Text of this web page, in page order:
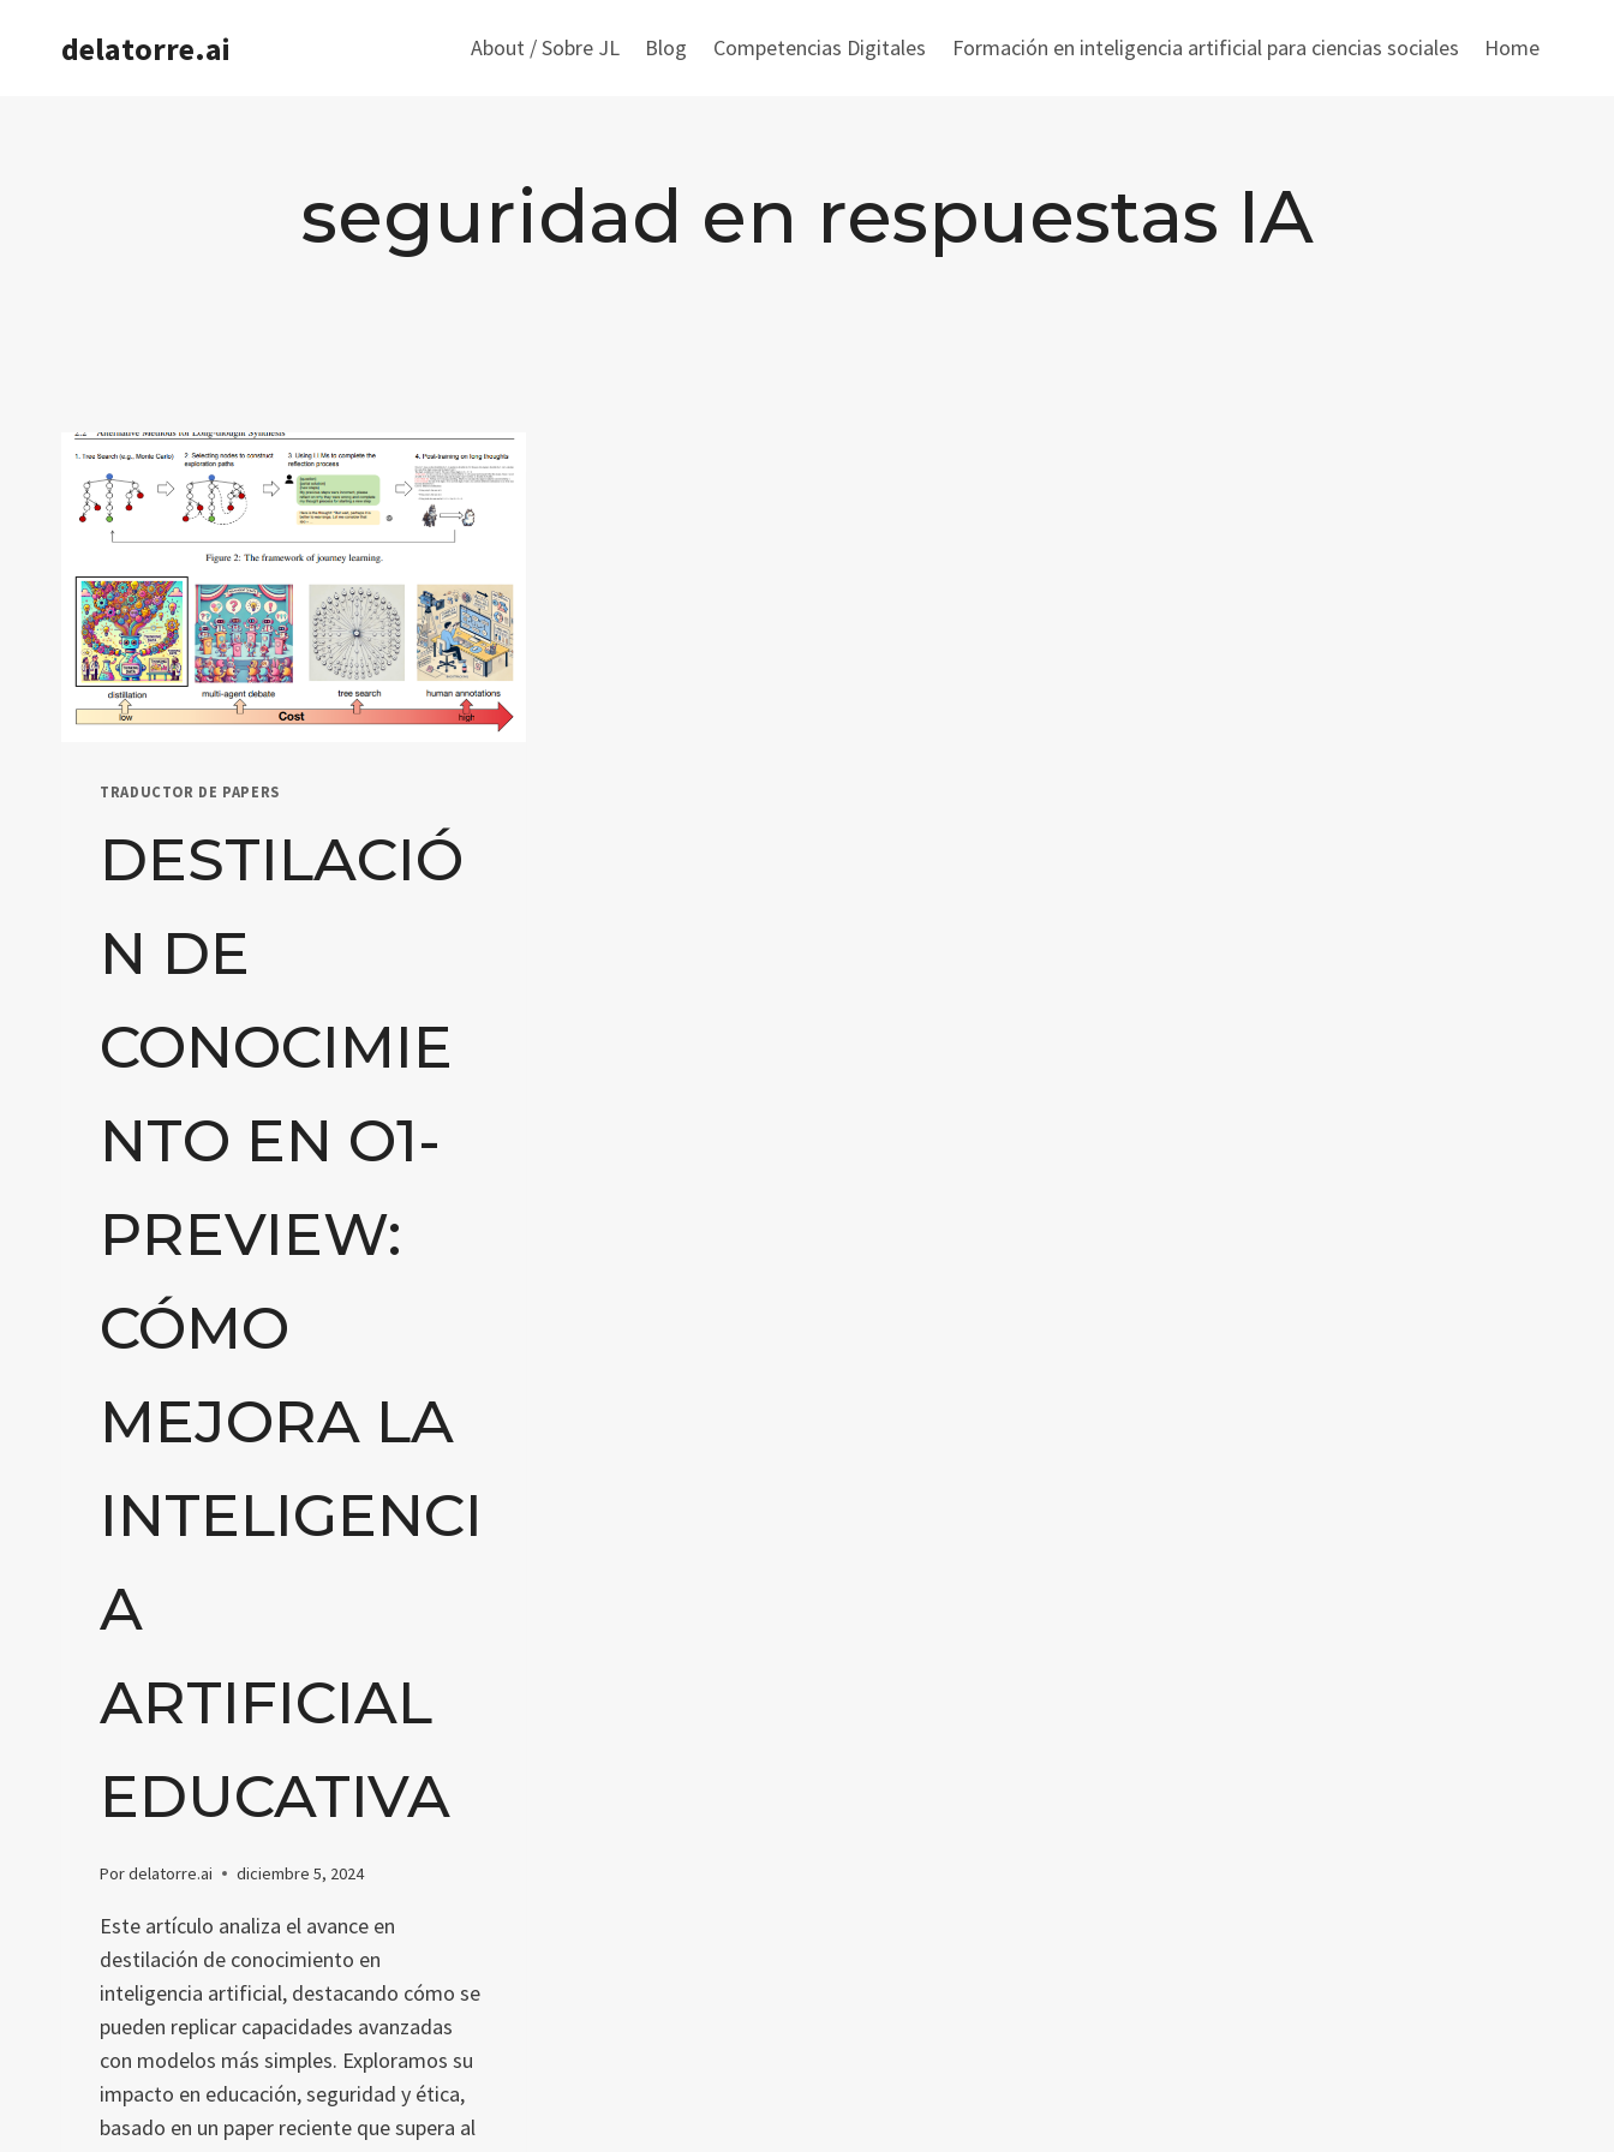
delatorre.ai About / Sobre JL Blog Competencias Digitales Formación en inteligencia artificial para ciencias sociales Home
seguridad en respuestas IA
TRADUCTOR DE PAPERS
DESTILACIÓ
N DE
CONOCIMIE
NTO EN O1-
PREVIEW:
CÓMO
MEJORA LA
INTELIGENCI
A
ARTIFICIAL
EDUCATIVA
Pordelatorre.ai diciembre 5, 2024
Este artículo analiza el avance en
destilación de conocimiento en
inteligencia artificial, destacando cómo se
pueden replicar capacidades avanzadas
con modelos más simples. Exploramos su
impacto en educación, seguridad y ética,
basado en un paper reciente que supera al